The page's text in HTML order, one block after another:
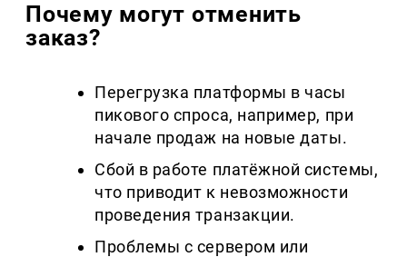
Почему могут отменить
заказ?
Перегрузка платформы в часы
пикового спроса, например, при
начале продаж на новые даты.
Сбой в работе платёжной системы,
что приводит к невозможности
проведения транзакции.
Проблемы с сервером или